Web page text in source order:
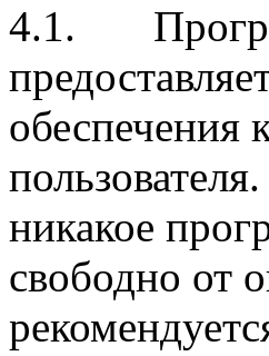
4.1.
обеспечения
никакое
свободно от